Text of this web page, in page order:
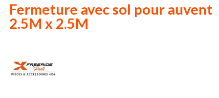
Fermeture avec sol pour auvent
2.5M x 2.5M